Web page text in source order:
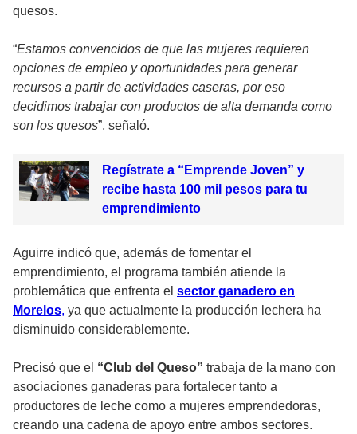
quesos.
“Estamos convencidos de que las mujeres requieren
opciones de empleo y oportunidades para generar
recursos a partir de actividades caseras, por eso
decidimos trabajar con productos de alta demanda como
son los quesos”, señaló.
Regístrate a “Emprende Joven” y
recibe hasta 100 mil pesos para tu
emprendimiento
Aguirre indicó que, además de fomentar el
emprendimiento, el programa también atiende la
problemática que enfrenta el sector ganadero en
Morelos, ya que actualmente la producción lechera ha
disminuido considerablemente.
Precisó que el “Club del Queso” trabaja de la mano con
asociaciones ganaderas para fortalecer tanto a
productores de leche como a mujeres emprendedoras,
creando una cadena de apoyo entre ambos sectores.